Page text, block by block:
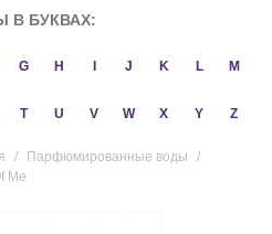
В БУКВАХ:
G H J K L M
T U V W X Y Z
/ Парфюмированные воды
/
Me